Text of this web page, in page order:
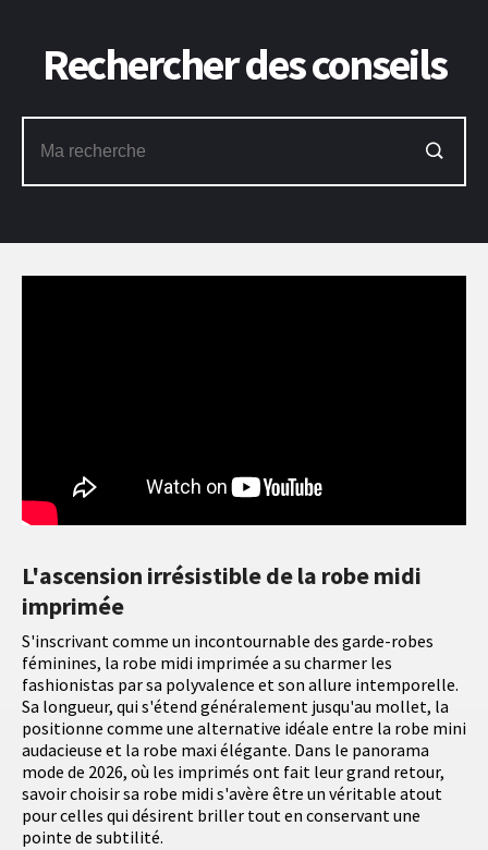
L'ascension irrésistible de la robe midi
imprimée
S'inscrivant comme un incontournable des garde-robes
féminines, la robe midi imprimée a su charmer les
fashionistas par sa polyvalence et son allure intemporelle.
Sa longueur, qui s'étend généralement jusqu'au mollet, la
positionne comme une alternative idéale entre la robe mini
audacieuse et la robe maxi élégante. Dans le panorama
mode de 2026, où les imprimés ont fait leur grand retour,
savoir choisir sa robe midi s'avère être un véritable atout
pour celles qui désirent briller tout en conservant une
pointe de subtilité.
Rechercher des conseils